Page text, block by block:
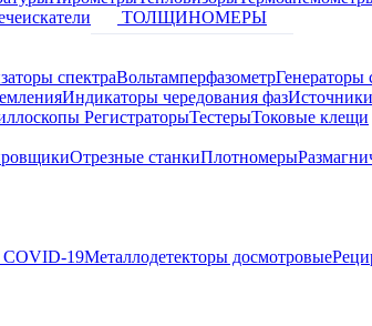
ТОЛЩИНОМЕРЫ
спектраВольтамперфазометрГенераторы
Индикаторы чередования фазИсточники
РегистраторыТестерыТоковые клещи
Отрезные станкиПлотномеры
COVID-19Металлодетекторы досмотровые